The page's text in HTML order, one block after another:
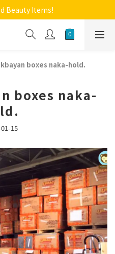
Home Online Store
Beauty Items!
Home Online Store
boxes naka-hold.
boxes naka-
15